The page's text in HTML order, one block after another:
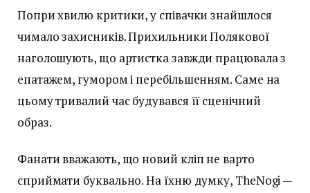
Попри хвилю критики, у співачки знайшлося
чимало захисників. Прихильники Полякової
наголошують, що артистка завжди працювала з
епатажем, гумором і перебільшенням. Саме на
цьому тривалий час будувався її сценічний
образ.
Фанати вважають, що новий кліп не варто
сприймати буквально. На їхню думку, TheNogi —